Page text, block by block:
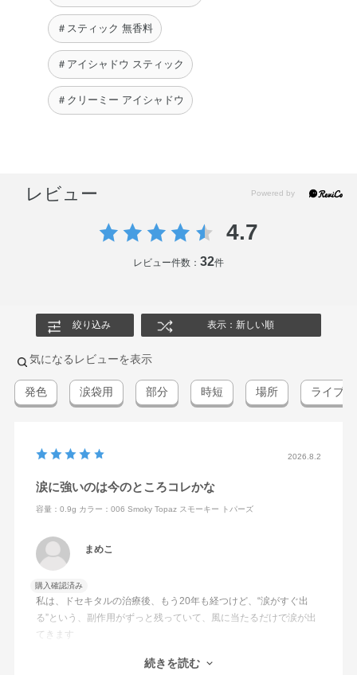
＃スティック 無香料
＃アイシャドウ スティック
＃クリーミー アイシャドウ
レビュー
4.7
レビュー件数： 32件
絞り込み 表示：新しい順
気になるレビューを表示
発色 涙袋用 部分 時短 場所 ライブ
2026.8.2
涙に強いのは今のところコレかな
容量：0.9g カラー：006 Smoky Topaz スモーキー トパーズ
まめこ
購入確認済み
私は、ドセキタルの治療後、もう20年も経つけど、“涙がすぐ出
る”という、副作用がずっと残っていて、風に当たるだけで涙が出
てきます
なのでアイメイクがなかなか定着しません
続きを読む